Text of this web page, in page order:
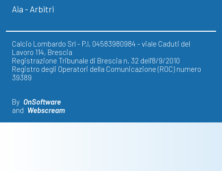
Aia - Arbitri
Calcio Lombardo Srl - P.I. 04583980984 - viale Caduti del
Lavoro 114, Brescia
Registrazione Tribunale di Brescia n. 32 dell'8/9/2010
Registro degli Operatori della Comunicazione (ROC) numero
39389
By OnSoftware
and Webscream